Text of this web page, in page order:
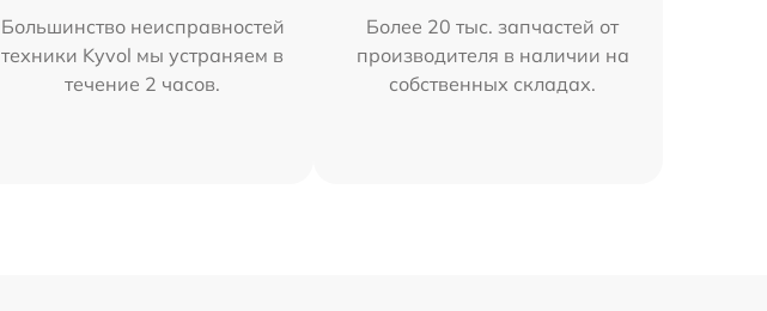
Большинство неисправностей
техники Kyvol мы устраняем в
течение 2 часов.
Более 20 тыс. запчастей от
производителя в наличии на
собственных складах.